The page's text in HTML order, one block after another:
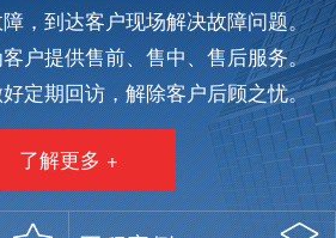
，到达客户现场解决故障问题。
户提供售前、售中、售后服务。
定期回访，解除客户后顾之忧。
了解更多 +